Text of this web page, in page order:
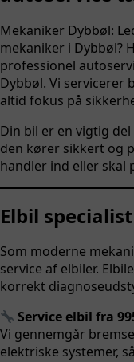
Mekaniker Dybbøl:
mekaniker i Dybbøl?
professionel
Dybbøl. Vi servicerer
altid fokus på
Din bil er en vigtig
den kører sikkert og
handler ind eller skal
Elbil
Som moderne
service af elbiler.
korrekt
Service elbil fra
Vi gennemgår
elektriske systemer,